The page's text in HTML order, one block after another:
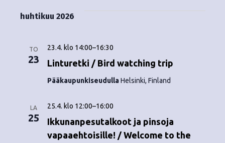
a
i
huhtikuu 2026
TO
23 Linturetki / Bird watching trip
23.4. klo 14:00–16:30
PääkaupunkiseudullaHelsinki, Finland
LA
25
Ikkunanpesutalkoot ja pinsoja
vapaaehtoisille! / Welcome to the
25.4. klo 12:00–16:00